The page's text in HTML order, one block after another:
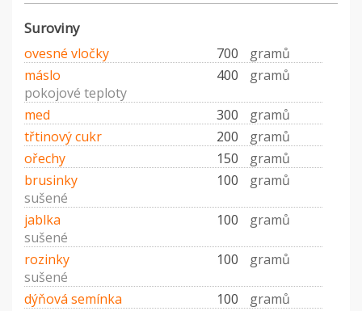
Suroviny
ovesné vločky 700
gramů
máslo
400
gramů
pokojové teploty
med
300
gramů
třtinový cukr
200
gramů
ořechy
150
gramů
brusinky
100
gramů
sušené
jablka
100
gramů
sušené
rozinky
100
gramů
sušené
dýňová semínka
100
gramů